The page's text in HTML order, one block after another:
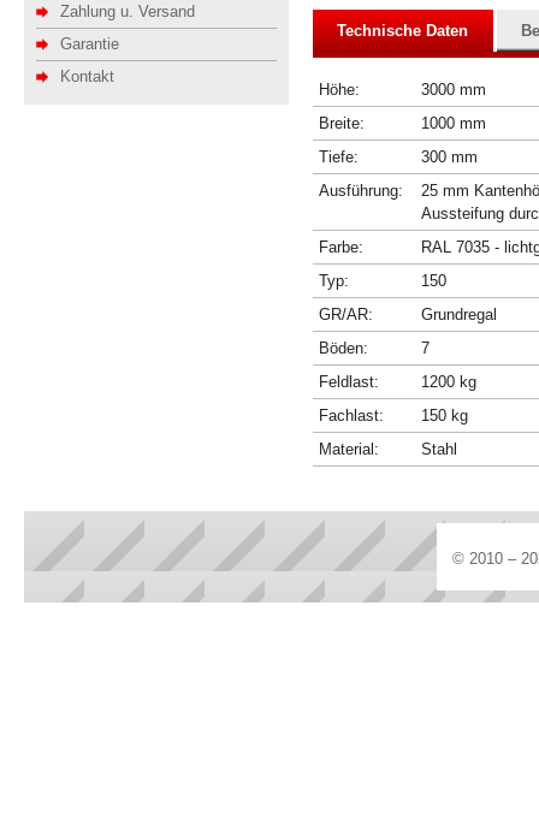
Zahlung u. Versand
Garantie
Kontakt
Technische Daten
Höhe:
3000 mm
Breite:
1000 mm
Tiefe:
300 mm
Ausführung:
25 mm
Aussteifung
Farbe:
RAL 7035 -
Typ:
150
GR/AR:
Grundregal
Böden:
7
Feldlast:
1200 kg
Fachlast:
150 kg
Material:
Stahl
© 2010 –